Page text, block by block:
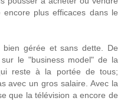
plus efficaces dans le
gérée et sans dette. De
le "business model" de la
reste à la portée de tous;
avec un gros salaire. Avec la
que la télévision a encore de